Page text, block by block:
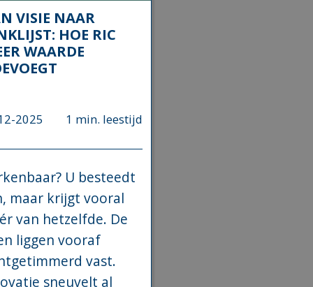
VISIE NAAR
HOE RIC
WAARDE
2025 1 min. leestijd
U besteedt
maar krijgt vooral
van hetzelfde. De
liggen vooraf
vast.
sneuvelt al